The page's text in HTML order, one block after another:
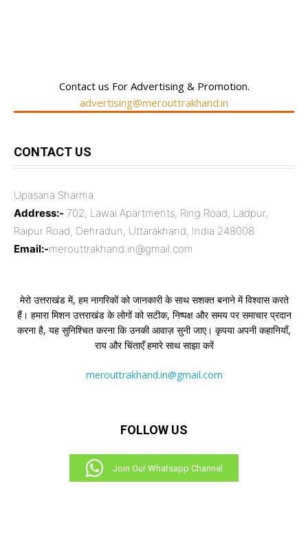
Contact us For Advertising & Promotion.
advertising@merouttrakhand.in
CONTACT US
Upasana Sharma
Address:- 702, Lawai Apartments, Ring Road, Ladpur,
Raipur Road, Dehradun, Uttarakhand, India 248008
Email:-merouttrakhand.in@gmail.com
मेरो उत्तराखंड में, हम नागरिकों को जानकारी के साथ सशक्त बनाने में विश्वास करते
हैं। हमारा मिशन उत्तराखंड के लोगों को सटीक, निष्पक्ष और समय पर समाचार प्रदान
करना है, यह सुनिश्चित करना कि उनकी आवाज़ सुनी जाए। कृपया अपनी कहानियाँ,
राय और चिंताएँ हमारे साथ साझा करें
merouttrakhand.in@gmail.com
FOLLOW US
Join Our Whatsapp Channel